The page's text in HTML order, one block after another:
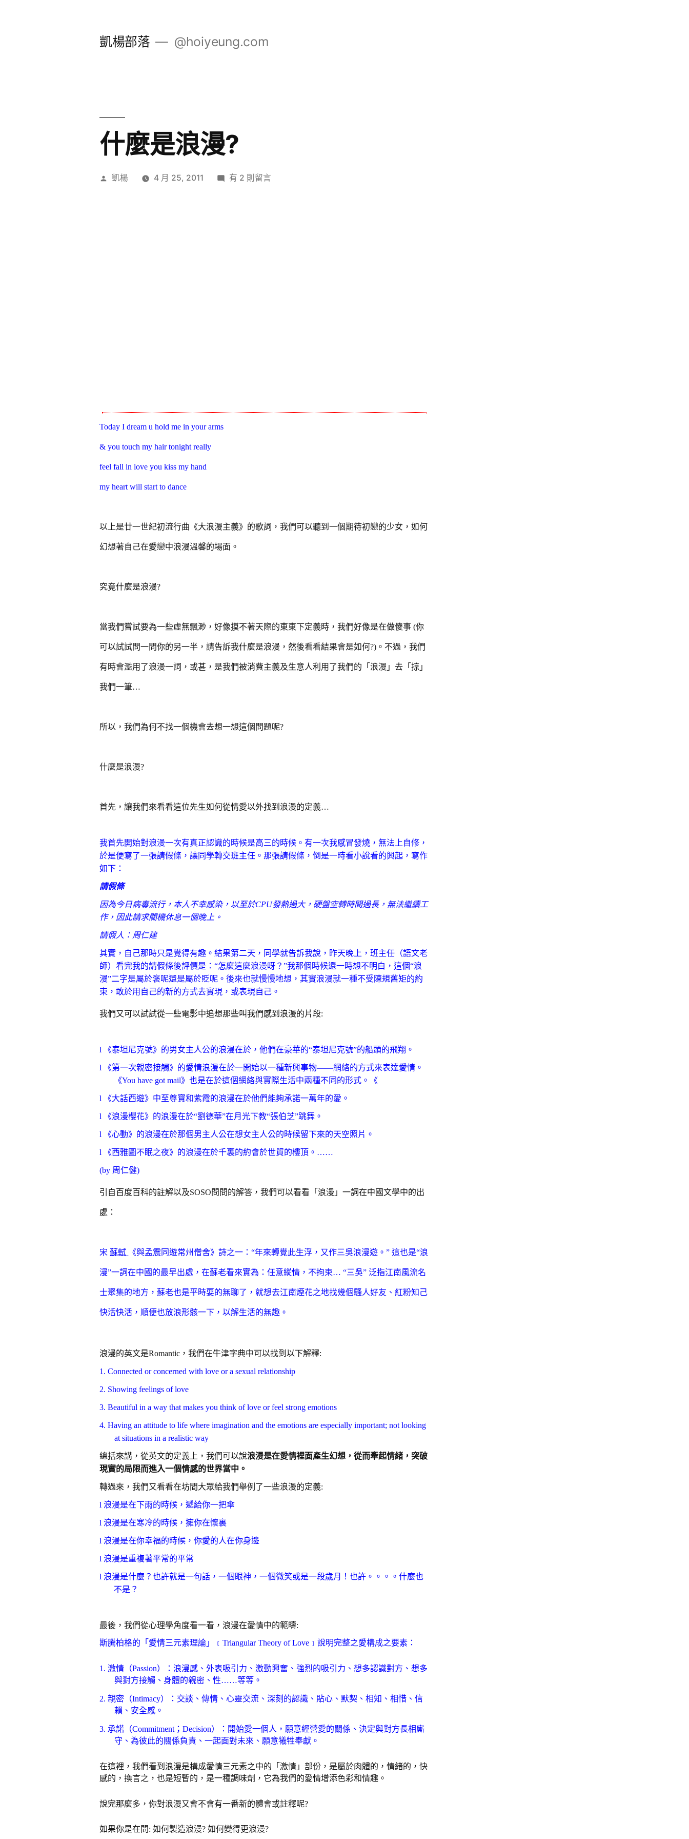
凱楊部落 @hoiyeung.com
什麼是浪漫?
作
凱楊 4 月 25, 2011
在
有 2 則留言
Today I dream u hold me in your arms
& you touch my hair tonight really
feel fall in love you kiss my hand
my heart will start to dance
以上是廿一世紀初流行曲《大浪漫主義》的歌詞，我們可以聽到一個期待初戀的少女，如何
幻想著自己在愛戀中浪漫溫馨的場面。
究竟什麼是浪漫?
當我們嘗試要為一些虛無飄渺，好像摸不著天際的東東下定義時，我們好像是在做傻事 (你
可以試試問一問你的另一半，請告訴我什麼是浪漫，然後看看結果會是如何?)。不過，我們
有時會濫用了浪漫一詞，或甚，是我們被消費主義及生意人利用了我們的「浪漫」去「掠」
我們一筆…
所以，我們為何不找一個機會去想一想這個問題呢?
什麼是浪漫?
首先，讓我們來看看這位先生如何從情愛以外找到浪漫的定義…
我首先開始對浪漫一次有真正認識的時候是高三的時候。有一次我感冒發燒，無法上自修，
於是便寫了一張請假條，讓同學轉交班主任。那張請假條，倒是一時看小說看的興起，寫作
如下：
請假條
因為今日病毒流行，本人不幸感染，以至於CPU發熱過大，硬盤空轉時間過長，無法繼續工
作，因此請求關機休息一個晚上。
請假人：周仁建
其實，自己那時只是覺得有趣。結果第二天，同學就告訴我說，昨天晚上，班主任（語文老
師）看完我的請假條後評價是：“怎麼這麼浪漫呀？”我那個時候還一時想不明白，這個“浪
漫”二字是屬於褒呢還是屬於貶呢。後來也就慢慢地想，其實浪漫就一種不受陳規舊矩的約
束，敢於用自己的新的方式去實現，或表現自己。
我們又可以試試從一些電影中追想那些叫我們感到浪漫的片段:
l 《泰坦尼克號》的男女主人公的浪漫在於，他們在豪華的“泰坦尼克號”的船頭的飛翔。
l
《第一次親密接觸》的愛情浪漫在於一開始以一種新興事物——網絡的方式來表達愛情。
《You have got mail》也是在於這個網絡與實際生活中兩種不同的形式。《
l 《大話西遊》中至尊寶和紫霞的浪漫在於他們能夠承諾一萬年的愛。
l 《浪漫櫻花》的浪漫在於“劉德華”在月光下教“張伯芝”跳舞。
l 《心動》的浪漫在於那個男主人公在想女主人公的時候留下來的天空照片。
l 《西雅圖不眠之夜》的浪漫在於千裏的約會於世貿的樓頂。 ……
(by 周仁健)
引自百度百科的註解以及SOSO問問的解答，我們可以看看「浪漫」一詞在中國文學中的出
處：
宋蘇軾 《與孟震同遊常州僧舍》詩之一：“年來轉覺此生浮，又作三吳浪漫遊。” 這也是“浪
漫”一詞在中國的最早出處，在蘇老看來實為：任意縱情，不拘束…“三吳” 泛指江南風流名
士聚集的地方，蘇老也是平時耍的無聊了，就想去江南煙花之地找幾個騷人好友、紅粉知己
快活快活，順便也放浪形骸一下，以解生活的無趣。
浪漫的英文是Romantic ，我們在牛津字典中可以找到以下解釋:
1.Connected or concerned with love or a sexual relationship
2. Showing feelings of love
3.Beautiful in a way that makes you think of love or feel strong emotions
4.Having an attitude to life where imagination and the emotions are especially important; not looking
at situations in a realistic way
總括來講，從英文的定義上，我們可以說浪漫是在愛情裡面產生幻想，從而牽起情緒，突破
現實的局限而進入一個情感的世界當中。
轉過來，我們又看看在坊間大眾給我們舉例了一些浪漫的定義:
l 浪漫是在下雨的時候，遞給你一把傘
l 浪漫是在寒冷的時候，擁你在懷裏
l 浪漫是在你幸福的時候，你愛的人在你身邊
l 浪漫是重複著平常的平常
l 浪漫是什麼？也許就是一句話，一個眼神，一個微笑或是一段歲月！也許。。。。什麼也
不是？
最後，我們從心理學角度看一看，浪漫在愛情中的範疇:
斯騰柏格的「愛情三元素理論」﹝Triangular Theory of Love﹞說明完整之愛構成之要素：
1.激情（Passion）：浪漫感、外表吸引力、激動興奮、強烈的吸引力、想多認識對方、想多
與對方接觸、身體的親密、性……等等。
2.親密（Intimacy）：交談、傳情、心靈交流、深刻的認識、貼心、默契、相知、相惜、信
賴、安全感。
3. 承諾（Commitment；Decision）：開始愛一個人，願意經營愛的關係、決定與對方長相廝
守、為彼此的關係負責、一起面對未來、願意犧牲奉獻。
在這裡，我們看到浪漫是構成愛情三元素之中的「激情」部份，是屬於肉體的，情緒的，快
感的，換言之，也是短暫的，是一種調味劑，它為我們的愛情增添色彩和情趣。
說完那麼多，你對浪漫又會不會有一番新的體會或註釋呢?
如果你是在問: 如何製造浪漫? 如何變得更浪漫?